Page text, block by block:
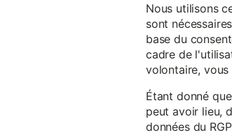
Nous utilisons
sont
base du
cadre de
volontaire,
Étant donné
peut avoir lieu,
données du